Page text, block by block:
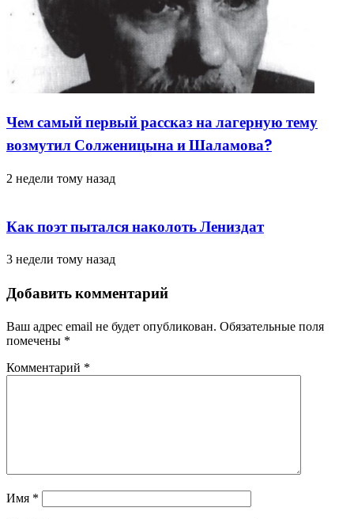
Чем самый первый рассказ на лагерную тему
возмутил Солженицына и Шаламова?
2 недели тому назад
Как поэт пытался наколоть Лениздат
3 недели тому назад
Добавить комментарий
Ваш адрес email не будет опубликован. Обязательные поля
помечены *
Комментарий *
Имя *